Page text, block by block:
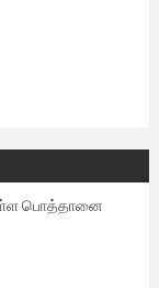
பொத்தானை